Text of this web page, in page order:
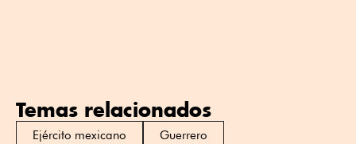
Temas relacionados
Ejército mexicano
Guerrero